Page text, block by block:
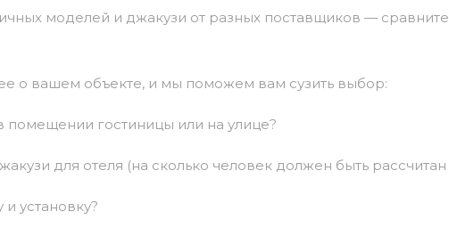
моделей и джакузи от разных поставщиков — сравните
о вашем объекте, и мы поможем вам сузить выбор:
помещении гостиницы или на улице?
для отеля (на сколько человек должен быть рассчитан
и установку?